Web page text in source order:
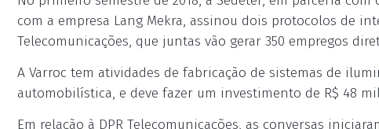
com a empresa Lang Mekra, assinou dois protocolos de
Telecomunicações, que juntas vão gerar 350 empregos
A Varroc tem atividades de fabricação de sistemas de
automobilística, e deve fazer um investimento de R$ 48
Em relação à DPR Telecomunicações, as conversas